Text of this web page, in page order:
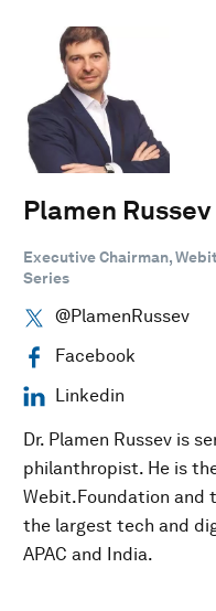
Plamen Russev
Executive Chairman,
Series
@PlamenRussev
Facebook
Linkedin
Dr. Plamen Russev is
philanthropist. He is
Webit.Foundation and
the largest tech and
APAC and India.